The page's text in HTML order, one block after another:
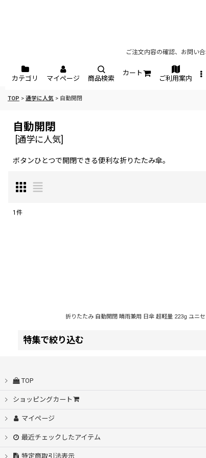
ご注文内容の確認、お問い
カテゴリ マイページ 商品検索
カート
ご利用案内
TOP > 通学に人気 > 自動開閉
自動開閉
通学に人気
ボタンひとつで開閉できる便利な折りたたみ傘。
1 件
折りたたみ 自動開閉 晴雨兼用 日傘 超軽量 223g ユニ
特集で絞り込む
耐風設計
TOP
ショッピングカート
マイページ
最近チェックしたアイテム
特定商取引法表示